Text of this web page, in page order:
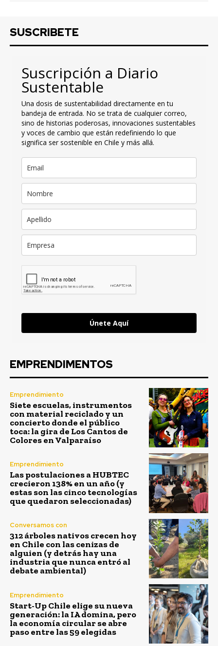
SUSCRIBETE
Suscripción a Diario
Sustentable
Una dosis de sustentabilidad directamente en tu
bandeja de entrada. No se trata de cualquier correo,
sino de historias poderosas, innovaciones sustentables
y voces de cambio que están redefiniendo lo que
significa ser sostenible en Chile y más allá.
Únete Aquí
EMPRENDIMENTOS
Emprendimiento
Siete escuelas, instrumentos
con material reciclado y un
concierto donde el público
toca: la gira de Los Cantos de
Colores en Valparaíso
Emprendimiento
Las postulaciones a HUBTEC
crecieron 138% en un año (y
estas son las cinco tecnologías
que quedaron seleccionadas)
Conversamos con
312 árboles nativos crecen hoy
en Chile con las cenizas de
alguien (y detrás hay una
industria que nunca entró al
debate ambiental)
Emprendimiento
Start-Up Chile elige su nueva
generación: la IA domina, pero
la economía circular se abre
paso entre las 59 elegidas